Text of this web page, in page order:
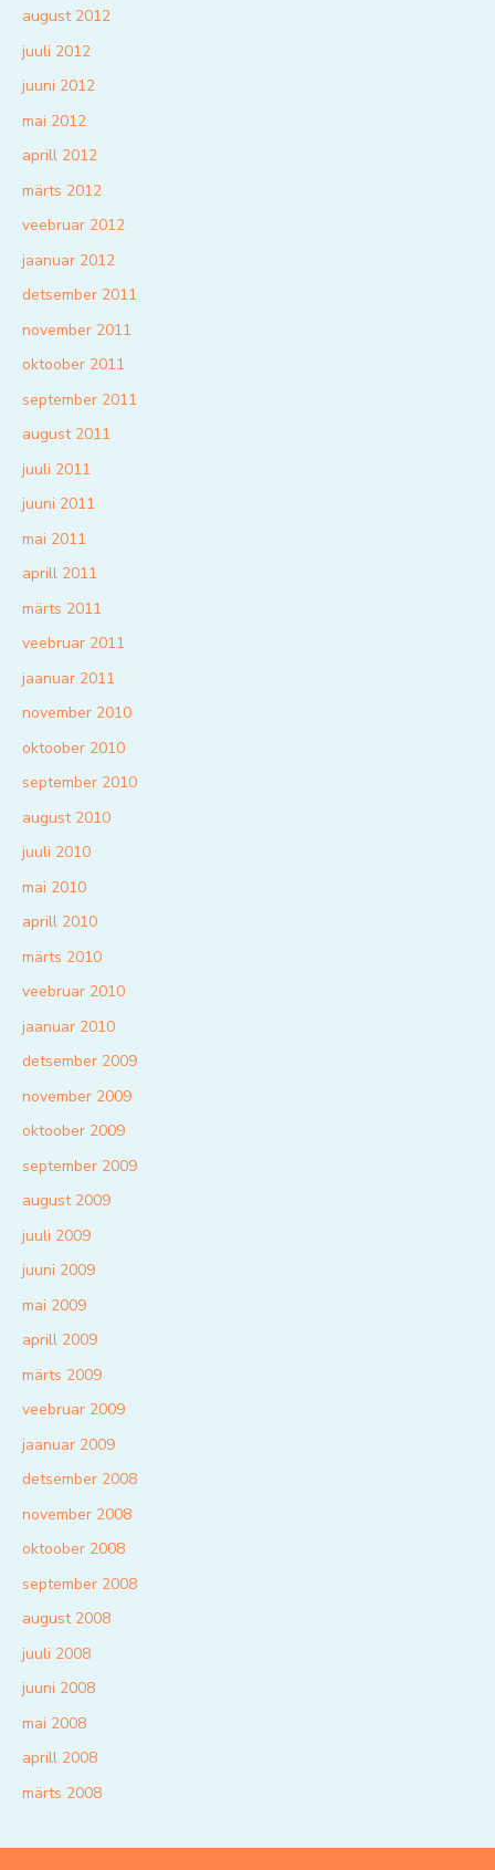
august 2012
juuli 2012
juuni 2012
mai 2012
aprill 2012
märts 2012
veebruar 2012
jaanuar 2012
detsember 2011
november 2011
oktoober 2011
september 2011
august 2011
juuli 2011
juuni 2011
mai 2011
aprill 2011
märts 2011
veebruar 2011
jaanuar 2011
november 2010
oktoober 2010
september 2010
august 2010
juuli 2010
mai 2010
aprill 2010
märts 2010
veebruar 2010
jaanuar 2010
detsember 2009
november 2009
oktoober 2009
september 2009
august 2009
juuli 2009
juuni 2009
mai 2009
aprill 2009
märts 2009
veebruar 2009
jaanuar 2009
detsember 2008
november 2008
oktoober 2008
september 2008
august 2008
juuli 2008
juuni 2008
mai 2008
aprill 2008
märts 2008